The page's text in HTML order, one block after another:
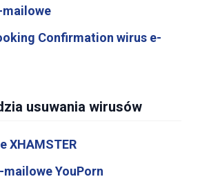
Confirmation wirus e-
usuwania wirusów
XHAMSTER
YouPorn